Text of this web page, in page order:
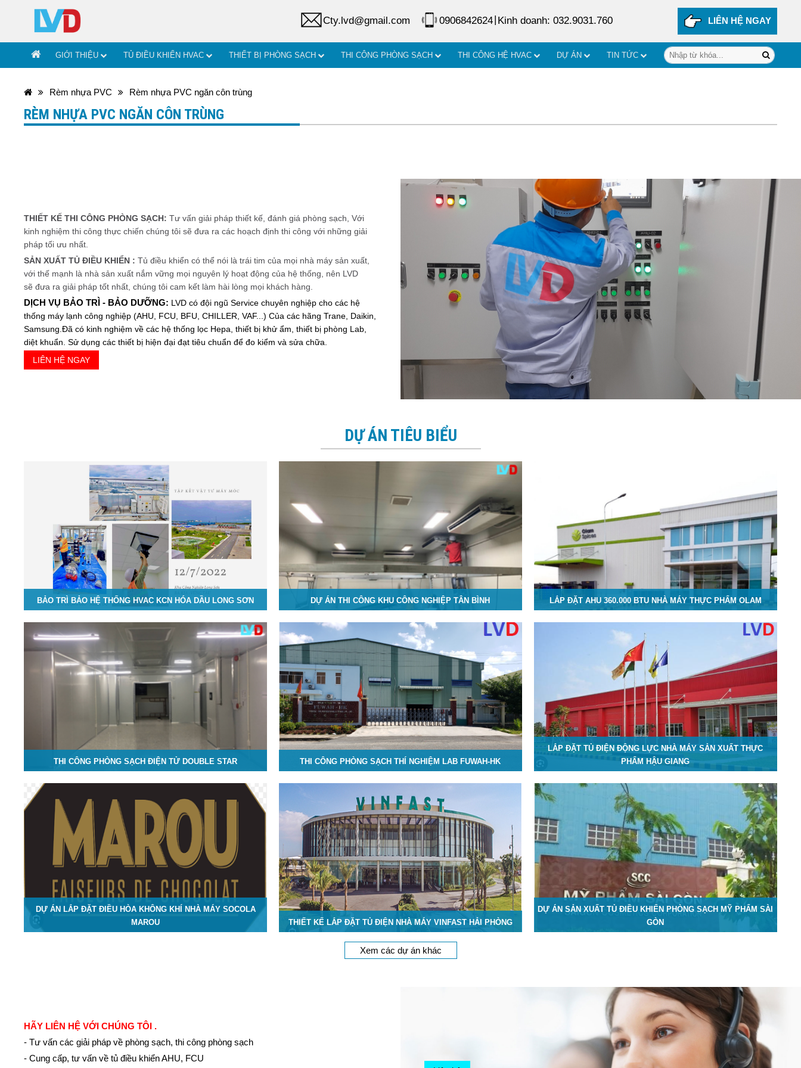
LIÊN HỆ NGAY
Cty.lvd@gmail.com 0906842624 Kinh doanh: 032.9031.760
GIỚI THIỆU TỦ ĐIỀU KHIỂN HVAC THIẾT BỊ PHÒNG SẠCH THI CÔNG PHÒNG SẠCH THI CÔNG HỆ HVAC DỰ ÁN TIN TỨC
Rèm nhựa PVC Rèm nhựa PVC ngăn côn trùng
RÈM NHỰA PVC NGĂN CÔN TRÙNG
THIẾT KẾ THI CÔNG PHÒNG SẠCH:Tư vấn giải pháp thiết kế, đánh giá phòng sạch, Với
kinh nghiệm thi công thực chiến chúng tôi sẽ đưa ra các hoạch định thi công với những giải
pháp tối ưu nhất.
SẢN XUẤT TỦ ĐIỀU KHIỂN :Tủ điều khiển có thể nói là trái tim của mọi nhà máy sản xuất,
với thế mạnh là nhà sản xuất nắm vững mọi nguyên lý hoạt động của hệ thống, nên LVD
sẽ đưa ra giải pháp tốt nhất, chúng tôi cam kết làm hài lòng mọi khách hàng.
DỊCH VỤ BẢO TRÌ - BẢO DƯỠNG: LVD có đội ngũ Service chuyên nghiệp cho các hệ
thống máy lạnh công nghiệp (AHU, FCU, BFU, CHILLER, VAF...) Của các hãng Trane, Daikin,
Samsung.Đã có kinh nghiệm về các hệ thống lọc Hepa, thiết bị khử ẩm, thiết bị phòng Lab,
diệt khuẩn. Sử dụng các thiết bị hiện đại đạt tiêu chuẩn để đo kiểm và sửa chữa.
LIÊN HỆ NGAY
DỰ ÁN TIÊU BIỂU
BẢO TRÌ BẢO HỆ THỐNG HVAC KCN HÓA DẦU LONG SƠN DỰ ÁN THI CÔNG KHU CÔNG NGHIỆP TÂN BÌNH LẮP ĐẶT AHU 360.000 BTU NHÀ MÁY THỰC PHẨM OLAM
THI CÔNG PHÒNG SẠCH ĐIỆN TỬ DOUBLE STAR THI CÔNG PHÒNG SẠCH THÍ NGHIỆM LAB FUWAH-HK
LẮP ĐẶT TỦ ĐIỆN ĐỘNG LỰC NHÀ MÁY SẢN XUẤT THỰC
PHẨM HẬU GIANG
DỰ ÁN LẮP ĐẶT ĐIỀU HÒA KHÔNG KHÍ NHÀ MÁY SOCOLA
MAROU
THIẾT KẾ LẮP ĐẶT TỦ ĐIỆN NHÀ MÁY VINFAST HẢI PHÒNG
DỰ ÁN SẢN XUẤT TỦ ĐIỀU KHIỂN PHÒNG SẠCH MỸ PHẨM SÀI
GÒN
Xem các dự án khác
HÃY LIÊN HỆ VỚI CHÚNG TÔI .
- Tư vấn các giải pháp về phòng sạch, thi công phòng sạch
- Cung cấp, tư vấn về tủ điều khiển AHU, FCU